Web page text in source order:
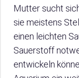
Mutter sucht
sie meistens
einen leichten
Sauerstoff
entwickeln